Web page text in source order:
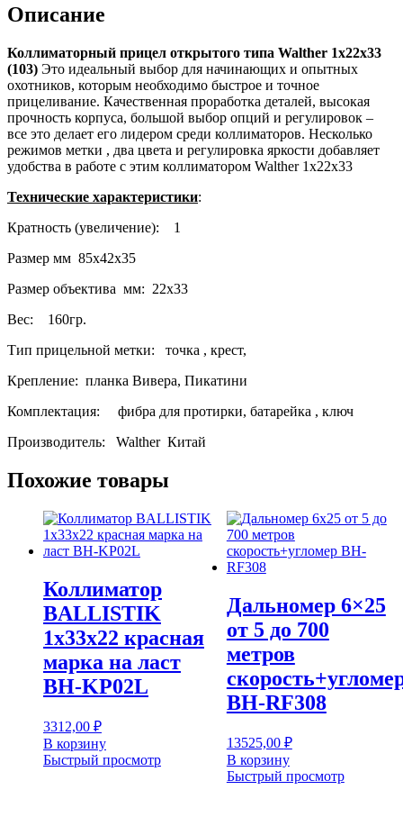
Описание
Коллиматорный прицел открытого типа Walther 1x22x33
(103) Это идеальный выбор для начинающих и опытных
охотников, которым необходимо быстрое и точное
прицеливание. Качественная проработка деталей, высокая
прочность корпуса, большой выбор опций и регулировок –
все это делает его лидером среди коллиматоров. Несколько
режимов метки , два цвета и регулировка яркости добавляет
удобства в работе с этим коллиматором Walther 1x22x33
Технические характеристики:
Кратность (увеличение): 1
Размер мм 85х42х35
Размер объектива мм: 22х33
Вес: 160гр.
Тип прицельной метки: точка , крест,
Крепление: планка Вивера, Пикатини
Комплектация: фибра для протирки, батарейка , ключ
Производитель: Walther Китай
Похожие товары
Коллиматор
BALLISTIK
1х33х22 красная
марка на ласт
BH-KP02L
3312,00 ₽
В корзину
Быстрый просмотр
Дальномер 6×25
от 5 до 700
метров
BH-RF308
13525,00 ₽
В корзину
Быстрый просмотр